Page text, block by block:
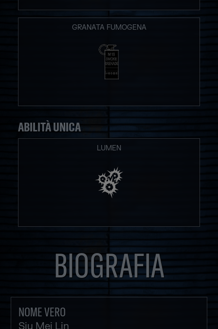
GRANATA FUMOGENA
ABILITÀ UNICA
LUMEN
BIOGRAFIA
NOME VERO
Siu Mei Lin